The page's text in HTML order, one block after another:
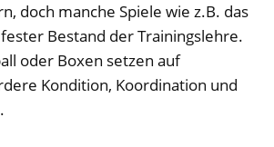
doch manche Spiele wie z.B. das
Bestand der Trainingslehre.
oder Boxen setzen auf
Kondition, Koordination und